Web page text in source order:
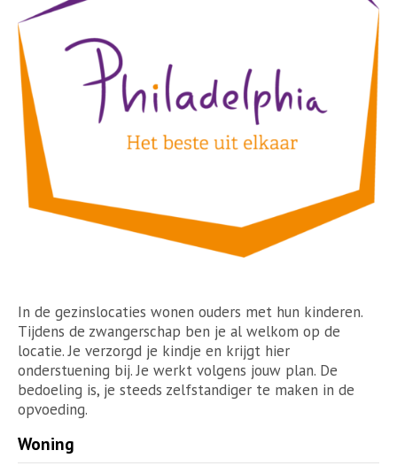
In de gezinslocaties wonen ouders met hun kinderen.
Tijdens de zwangerschap ben je al welkom op de
locatie. Je verzorgd je kindje en krijgt hier
onderstuening bij. Je werkt volgens jouw plan. De
bedoeling is, je steeds zelfstandiger te maken in de
opvoeding.
Woning